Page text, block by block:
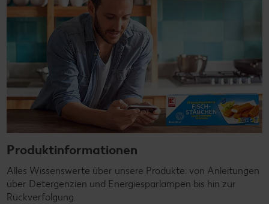
Produktinformationen
Alles Wissenswerte über unsere Produkte: von Anleitungen
über Detergenzien und Energiesparlampen bis hin zur
Rückverfolgung.